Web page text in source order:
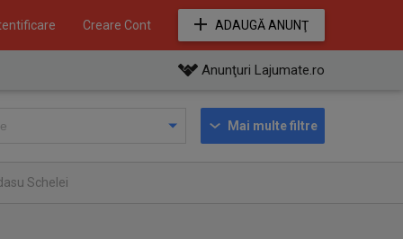
Creare Cont ADAUGĂ ANUNŢ
Anunţuri Lajumate.ro
Mai multe filtre
Schelei